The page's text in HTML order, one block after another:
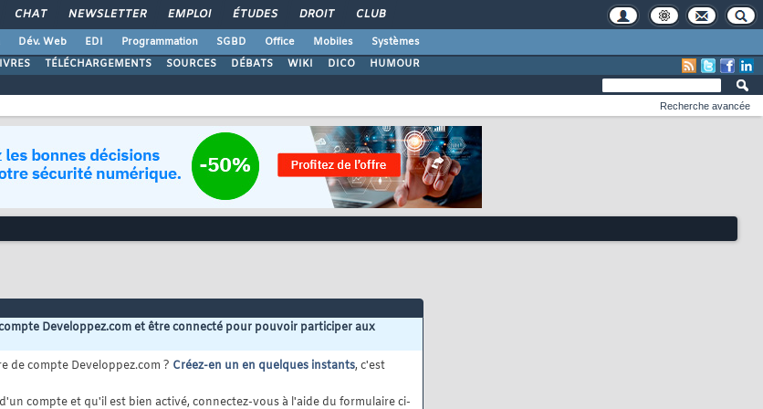
CHAT NEWSLETTER EMPLOI ÉTUDES DROIT CLUB
Dév. Web EDI Programmation SGBD Office Mobiles
Systèmes
TÉLÉCHARGEMENTS SOURCES DÉBATS WIKI DICO HUMOUR
Recherche avancée
Developpez.com et être connecté pour pouvoir participer aux
de compte Developpez.com ? Créez-en un en quelques instants, c'est
compte et qu'il est bien activé, connectez-vous à l'aide du formulaire ci-